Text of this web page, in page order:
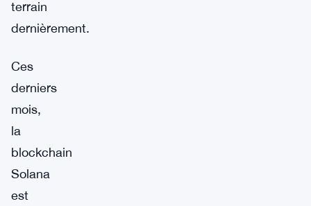
terrain
dernièrement.
Ces
derniers
mois,
la
blockchain
Solana
est